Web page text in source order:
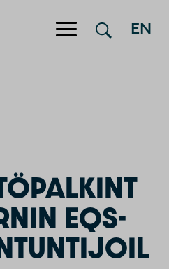
Hyppää sisältöön EN
EQS-